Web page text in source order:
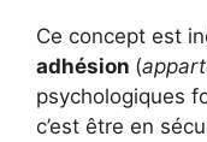
Ce concept est
adhésion (
psychologiques
c’est être en